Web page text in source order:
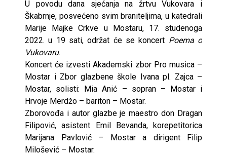
U povodu dana sjećanja na žrtvu Vukovara i
Škabrnje, posvećeno svim braniteljima, u katedrali
Marije Majke Crkve u Mostaru, 17. studenoga
2022. u 19 sati, održat će se koncert Poema o
Vukovaru.
Koncert će izvesti Akademski zbor Pro musica –
Mostar i Zbor glazbene škole Ivana pl. Zajca –
Mostar, solisti: Mia Anić – sopran – Mostar i
Hrvoje Merdžo – bariton – Mostar.
Zborovođa i autor glazbe je maestro don Dragan
Filipović, asistent Emil Bevanda, korepetitorica
Marijana Pavlović – Mostar a dirigent Filip
Milošević – Mostar.